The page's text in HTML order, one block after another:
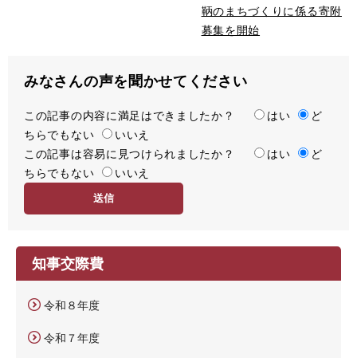
鞆のまちづくりに係る寄附
募集を開始
みなさんの声を聞かせてください
満
足
度
この記事の内容に満足はできましたか？ はい
ど
ちらでもない
いいえ
容
易
この記事は容易に見つけられましたか？ はい
ど
ちらでもない
いいえ
知事交際費
令和８年度
令和７年度